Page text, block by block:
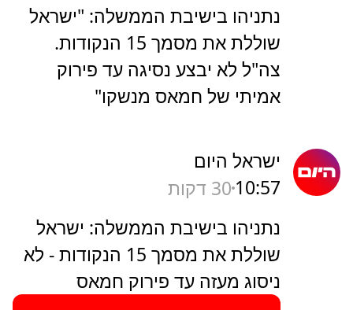
נתניהו בישיבת הממשלה: "ישראל
שוללת את מסמך 15 הנקודות.
צה"ל לא יבצע נסיגה עד פירוק
אמיתי של חמאס מנשקו"
ישראל היום
10:57 30 דקות
נתניהו בישיבת הממשלה: ישראל
שוללת את מסמך 15 הנקודות - לא
ניסוג מעזה עד פירוק חמאס